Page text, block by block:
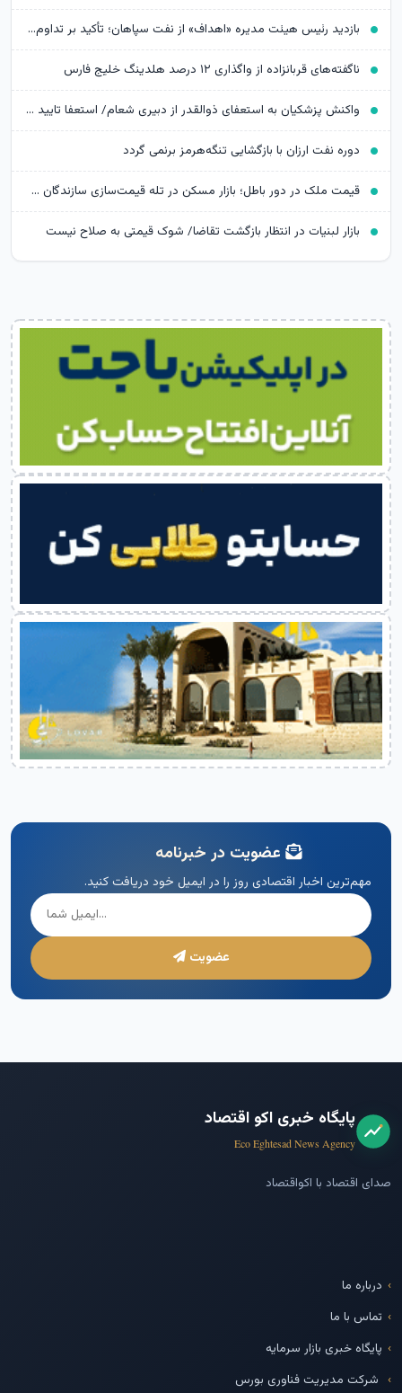
بازدید رئیس هیئت مدیره «اهداف» از نفت سپاهان؛ تأکید بر تداوم حمایت از شرکت های تابعه
ناگفته‌های قربانزاده از واگذاری ۱۲ درصد هلدینگ خلیج فارس
واکنش پزشکیان به استعفای ذوالقدر از دبیری شعام/ استعفا تایید شد؟
دوره نفت ارزان با بازگشایی تنگه‌هرمز برنمی گردد
قیمت ملک در دور باطل؛ بازار مسکن در تله قیمت‌سازی سازندگان خرد
بازار لبنیات در انتظار بازگشت تقاضا/ شوک قیمتی به صلاح نیست
عضویت در خبرنامه
مهم‌ترین اخبار اقتصادی روز را در ایمیل خود دریافت کنید.
عضویت
پایگاه خبری اکو اقتصاد
Eco Eghtesad News Agency
صدای اقتصاد با اکواقتصاد
درباره ما
تماس با ما
پایگاه خبری بازار سرمایه
شرکت مدیریت فناوری بورس